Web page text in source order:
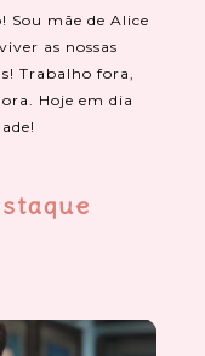
Sou mãe de Alice
as nossas
Trabalho fora,
Hoje em dia